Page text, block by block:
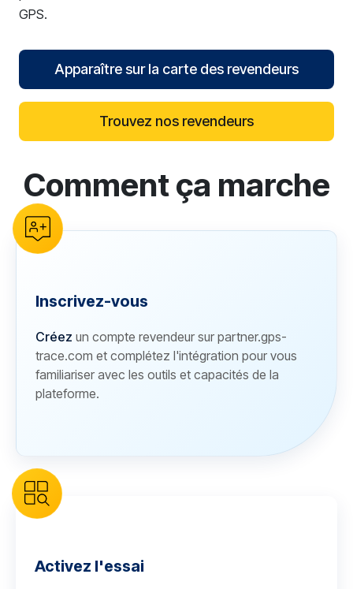
GPS.
Apparaître sur la carte des revendeurs
Trouvez nos revendeurs
reCAPTCHA verification
Comment ça marche
Inscrivez-vous
Créez un compte revendeur sur partner.gps-
trace.com et complétez l'intégration pour vous
familiariser avec les outils et capacités de la
plateforme.
Activez l'essai